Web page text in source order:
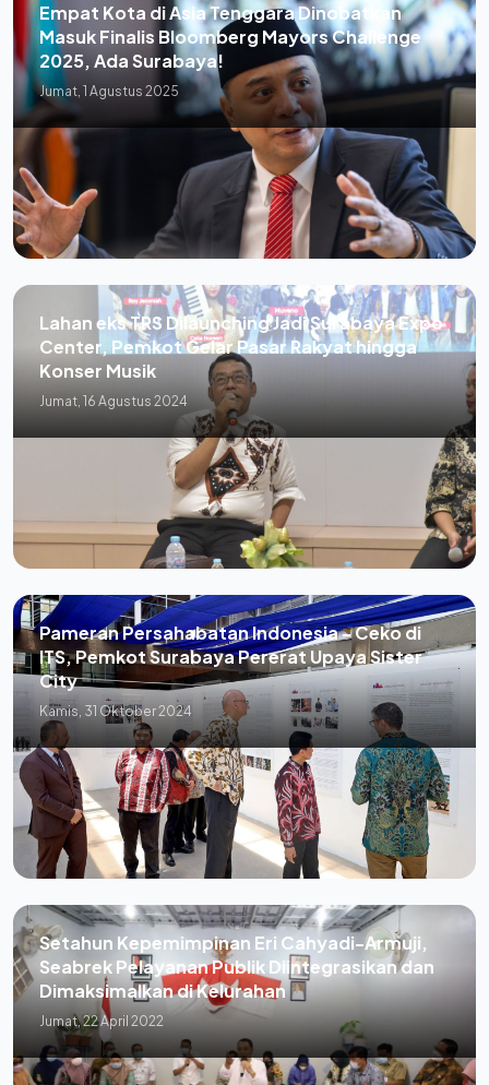
Empat Kota di Asia Tenggara Dinobatkan
Masuk Finalis Bloomberg Mayors Challenge
2025, Ada Surabaya!
Jumat, 1 Agustus 2025
Lahan eks TRS Dilaunching Jadi Surabaya Expo
Center, Pemkot Gelar Pasar Rakyat hingga
Konser Musik
Jumat, 16 Agustus 2024
Pameran Persahabatan Indonesia - Ceko di
ITS, Pemkot Surabaya Pererat Upaya Sister
City
Kamis, 31 Oktober 2024
Setahun Kepemimpinan Eri Cahyadi-Armuji,
Seabrek Pelayanan Publik Diintegrasikan dan
Dimaksimalkan di Kelurahan
Jumat, 22 April 2022